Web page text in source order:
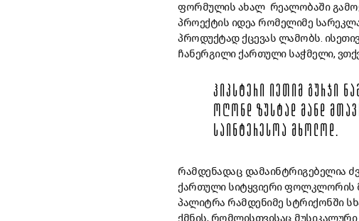
ფორმულის ახალ რეალობაში
პროექტის იდეა რომელიმე
პროდუქტად ქცევას ლამობს.
ჩანერგილი ქართული საჭმელი,
ᲰᲘᲞᲡᲢᲔᲠᲘ ᲘᲔᲗᲘᲛ ᲒᲣᲠᲯᲘ
ᲝᲦᲝᲜᲓ ᲖᲣᲡᲢᲐᲓ ᲛᲐᲜᲓ
ᲡᲐᲘᲜᲢᲔᲠᲔᲡᲝᲐ ᲛᲮᲝᲚᲝᲓ.
რამდენადაც დამაინტრიგებელია
ქართული სიტყვიერი ფოლკლორის
პალიტრა რამდენიმე სტრიქონში